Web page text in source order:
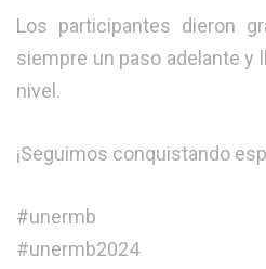
Los participantes dieron
siempre un paso adelante y
nivel.
¡Seguimos conquistando
#unermb
#unermb2024